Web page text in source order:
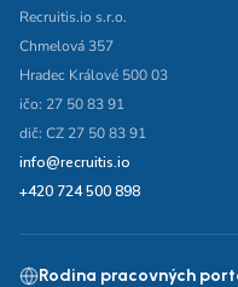
Recruitis.io s.r.o.
Chmelová 357
Hradec Králové 500 03
ičo: 27 50 83 91
dič: CZ 27 50 83 91
info@recruitis.io
+420 724 500 898
Rodina pracovných